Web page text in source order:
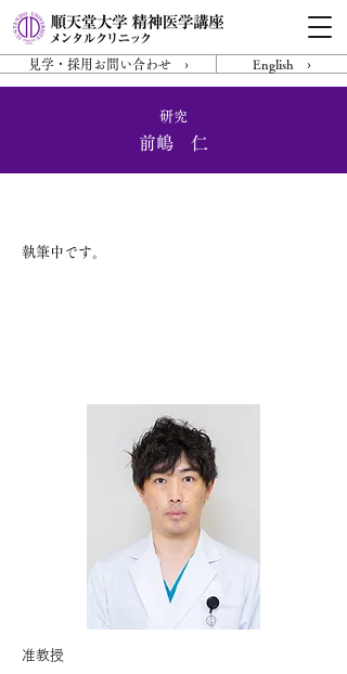
English ›
見学・採用お問い合わせ ›
研究
前嶋 仁
執筆中です。
准教授